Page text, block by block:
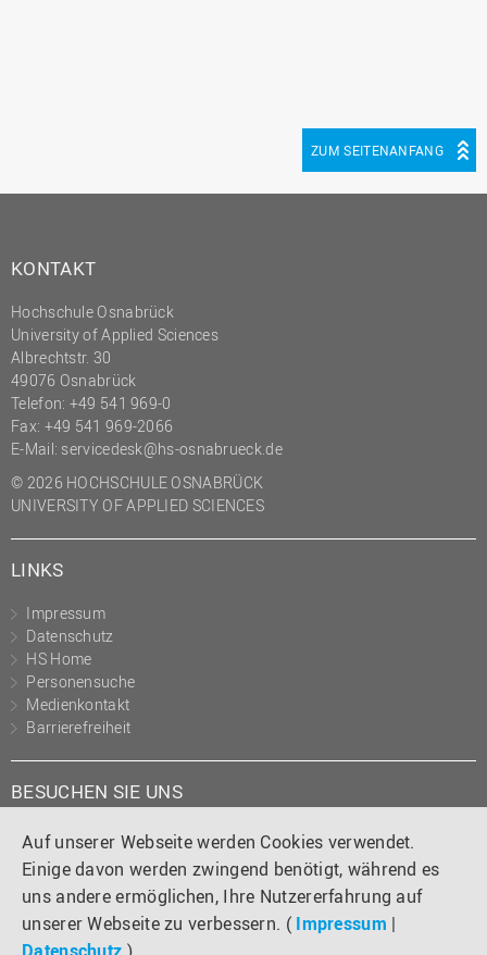
Auf unserer Webseite werden Cookies verwendet.
Einige davon werden zwingend benötigt, während es
uns andere ermöglichen, Ihre Nutzererfahrung auf
unserer Webseite zu verbessern. ( Impressum |
ZUM SEITENANFANG
KONTAKT
Hochschule Osnabrück
University of Applied Sciences
Albrechtstr. 30
49076 Osnabrück
Telefon: +49 541 969-0
Fax: +49 541 969-2066
E-Mail: servicedesk@hs-osnabrueck.de
© 2026 HOCHSCHULE OSNABRÜCK
UNIVERSITY OF APPLIED SCIENCES
LINKS
Impressum
Datenschutz
HS Home
Personensuche
Medienkontakt
Barrierefreiheit
BESUCHEN SIE UNS
Instagram
TiktokLinkedIn
YouTube
Facebook